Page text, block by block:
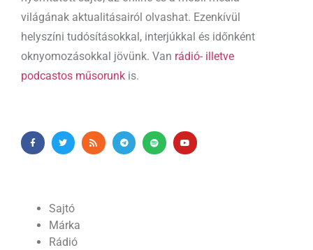
világának aktualitásairól olvashat. Ezenkívül
helyszíni tudósításokkal, interjúkkal és időnként
oknyomozásokkal jövünk. Van rádió- illetve
podcastos műsorunk is.
Sajtó
Márka
Rádió